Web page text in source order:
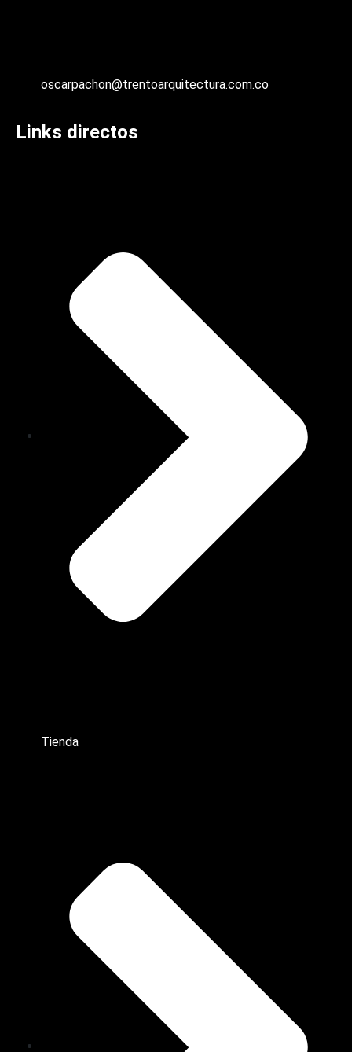
oscarpachon@trentoarquitectura.com.co
Links directos
Tienda